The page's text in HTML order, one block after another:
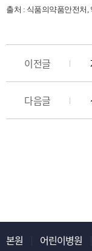
출처 : 식품의약품안전처,
이전글
다음글
본원 어린이병원